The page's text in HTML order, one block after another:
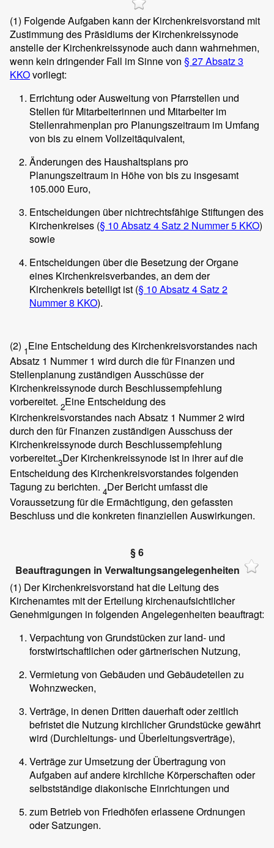
(1) Folgende Aufgaben kann der Kirchenkreisvorstand mit
Zustimmung des Präsidiums der Kirchenkreissynode
anstelle der Kirchenkreissynode auch dann wahrnehmen,
wenn kein dringender Fall im Sinne von § 27 Absatz 3
KKOvorliegt:
Errichtung oder Ausweitung von Pfarrstellen und
Stellen für Mitarbeiterinnen und Mitarbeiter im
Stellenrahmenplan pro Planungszeitraum im Umfang
von bis zu einem Vollzeitäquivalent,
Änderungen des Haushaltsplans pro
Planungszeitraum in Höhe von bis zu insgesamt
105.000 Euro,
Entscheidungen über nichtrechtsfähige Stiftungen des
Kirchenkreises (§ 10 Absatz 4 Satz 2 Nummer 5 KKO)
sowie
Entscheidungen über die Besetzung der Organe
eines Kirchenkreisverbandes, an dem der
Kirchenkreis beteiligt ist (§ 10 Absatz 4 Satz 2
Nummer 8 KKO).
(2) 1Eine Entscheidung des Kirchenkreisvorstandes nach
Absatz 1 Nummer 1 wird durch die für Finanzen und
Stellenplanung zuständigen Ausschüsse der
Kirchenkreissynode durch Beschlussempfehlung
vorbereitet. 2Eine Entscheidung des
Kirchenkreisvorstandes nach Absatz 1 Nummer 2 wird
durch den für Finanzen zuständigen Ausschuss der
Kirchenkreissynode durch Beschlussempfehlung
vorbereitet.3Der Kirchenkreissynode ist in ihrer auf die
Entscheidung des Kirchenkreisvorstandes folgenden
Tagung zu berichten. 4Der Bericht umfasst die
Voraussetzung für die Ermächtigung, den gefassten
Beschluss und die konkreten finanziellen Auswirkungen.
§ 6
Beauftragungen in Verwaltungsangelegenheiten
(1) Der Kirchenkreisvorstand hat die Leitung des
Kirchenamtes mit der Erteilung kirchenaufsichtlicher
Genehmigungen in folgenden Angelegenheiten beauftragt:
Verpachtung von Grundstücken zur land- und
forstwirtschaftlichen oder gärtnerischen Nutzung,
Vermietung von Gebäuden und Gebäudeteilen zu
Wohnzwecken,
Verträge, in denen Dritten dauerhaft oder zeitlich
befristet die Nutzung kirchlicher Grundstücke gewährt
wird (Durchleitungs- und Überleitungsverträge),
Verträge zur Umsetzung der Übertragung von
Aufgaben auf andere kirchliche Körperschaften oder
selbstständige diakonische Einrichtungen und
zum Betrieb von Friedhöfen erlassene Ordnungen
oder Satzungen.